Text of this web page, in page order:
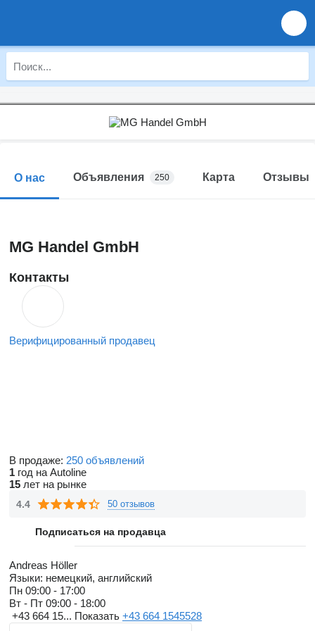
О нас Объявления 250 Карта Отзывы
MG Handel GmbH
Контакты
Верифицированный продавец
В продаже: 250 объявлений
1 год на Autoline
15 лет на рынке
4.4 50 отзывов
Подписаться на продавца
Andreas Höller
Языки: немецкий, английский
Пн 09:00 - 17:00
Вт - Пт 09:00 - 18:00
+43 664 15... Показать +43 664 1545528